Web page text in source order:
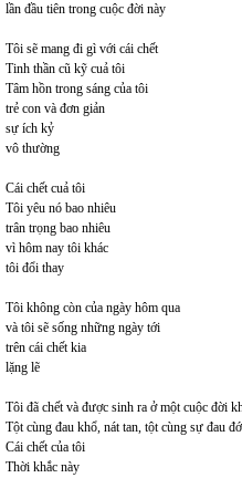
lần đầu tiên trong cuộc đời này
Tôi sẽ mang đi gì với cái chết
Tinh thần cũ kỹ cuả tôi
Tâm hồn trong sáng của tôi
trẻ con và đơn giản
sự ích kỷ
vô thường
Cái chết cuả tôi
Tôi yêu nó bao nhiêu
trân trọng bao nhiêu
vì hôm nay tôi khác
tôi đổi thay
Tôi không còn của ngày hôm qua
và tôi sẽ sống những ngày tới
trên cái chết kia
lặng lẽ
Tôi đã chết và được sinh ra ở một cuộc đời
Tột cùng đau khổ, nát tan, tột cùng sự đau
Cái chết của tôi
Thời khắc này